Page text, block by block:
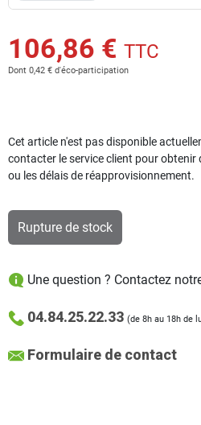
106,86 € TTC
Dont 0,42 € d'éco-participation
Cet article n'est pas disponible
contacter le service client pour
ou les délais de réapprovisionnement.
Rupture de stock
Une question ? Contactez
04.84.25.22.33 (de 8h au 18h de
Formulaire de contact